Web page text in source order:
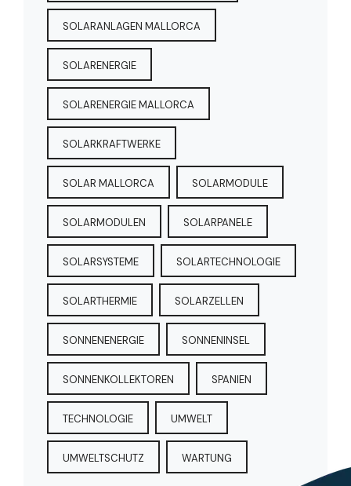
SOLARANLAGEN MALLORCA
SOLARENERGIE
SOLARENERGIE MALLORCA
SOLARKRAFTWERKE
SOLAR MALLORCA SOLARMODULE
SOLARMODULEN SOLARPANELE
SOLARSYSTEME SOLARTECHNOLOGIE
SOLARTHERMIE SOLARZELLEN
SONNENENERGIE SONNENINSEL
SONNENKOLLEKTOREN SPANIEN
TECHNOLOGIE UMWELT
UMWELTSCHUTZ WARTUNG